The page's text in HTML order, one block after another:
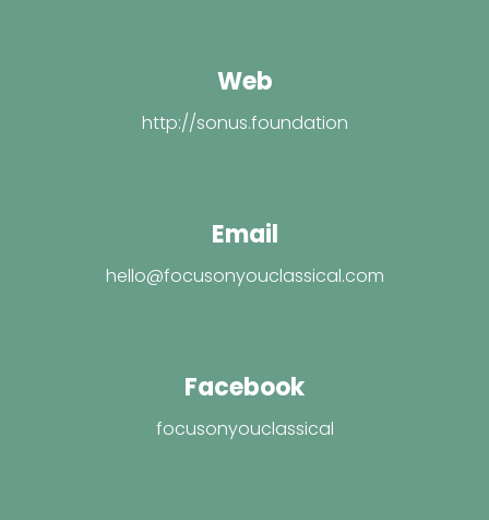
Web
http://sonus.foundation
Email
hello@focusonyouclassical.com
Facebook
focusonyouclassical